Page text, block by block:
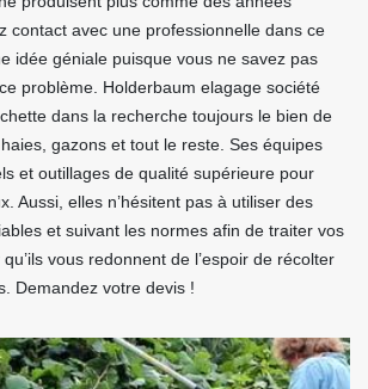
contact avec une professionnelle dans ce
idée géniale puisque vous ne savez pas
problème. Holderbaum elagage société
dans la recherche toujours le bien de
gazons et tout le reste. Ses équipes
et outillages de qualité supérieure pour
Aussi, elles n’hésitent pas à utiliser des
et suivant les normes afin de traiter vos
vous redonnent de l’espoir de récolter
Demandez votre devis !